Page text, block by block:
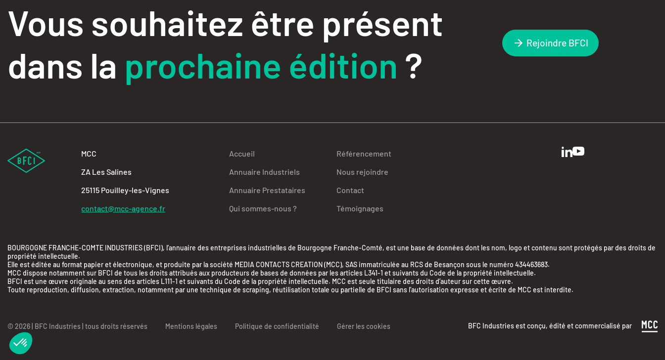
Vous souhaitez être présent
dans la prochaine édition ?
Rejoindre BFCI
MCC
ZA Les Salines
25115 Pouilley-les-Vignes
contact@mcc-agence.fr
Accueil
Annuaire Industriels
Annuaire Prestataires
Qui sommes-nous ?
Référencement
Nous rejoindre
Contact
Témoignages
BOURGOGNE FRANCHE-COMTE INDUSTRIES (BFCI), l’annuaire des entreprises industrielles de Bourgogne Franche-Comté, est une base de données dont les nom, logo et contenu sont protégés par des droits de
propriété intellectuelle.
Elle est éditée au format papier et électronique, et produite par la société MEDIA CONTACTS CREATION (MCC), SAS immatriculée au RCS de Besançon sous le numéro 434463683.
MCC dispose notamment sur BFCI de tous les droits attribués aux producteurs de bases de données par les articles L341-1 et suivants du Code de la propriété intellectuelle.
BFCI est une œuvre originale au sens des articles L111-1 et suivants du Code de la propriété intellectuelle. MCC est seule titulaire des droits d’auteur sur cette œuvre.
Toute reproduction, diffusion, extraction, notamment par une technique de scraping, réutilisation totale ou partielle de BFCI sans l’autorisation expresse et écrite de MCC est interdite.
© 2026 | BFC Industries | tous droits réservés Mentions légales Politique de confidentialité Gérer les cookies BFC Industries est conçu, édité et commercialisé par
Axeptio consent
Plateforme de Gestion du Consentement : Personnalisez vos Options
Notre plateforme vous permet d'adapter et de gérer vos paramètres de confidentialité, en garantissant la conformité avec les réglementations.